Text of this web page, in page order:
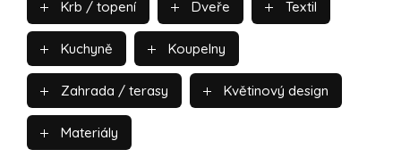
Krb / topení Dveře Textil
Kuchyně Koupelny
Zahrada / terasy Květinový design
Materiály